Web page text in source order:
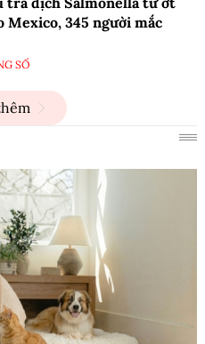
Mexico, 345 người mắc
SỐ